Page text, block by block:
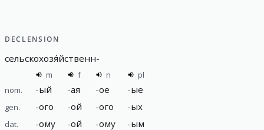
DECLENSION
сельскохозя́йственн-
m f n
pl
nom.
-ый -ая -ое -ые
gen. -ого -ой -ого -ых
dat. -ому -ой -ому -ым